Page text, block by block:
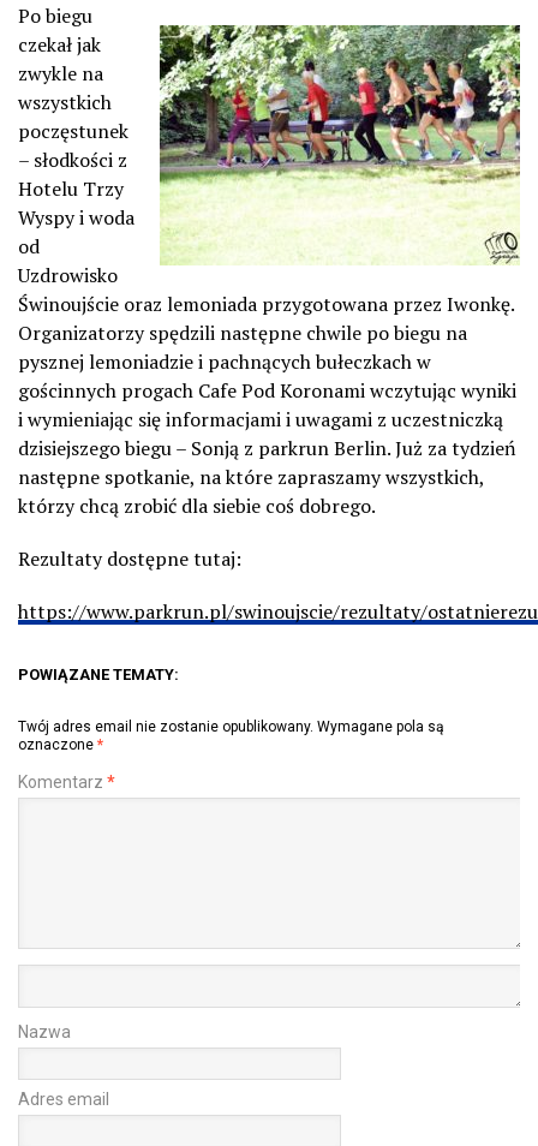
Po biegu
czekał jak
zwykle na
wszystkich
poczęstunek
– słodkości z
Hotelu Trzy
Wyspy i woda
od
Uzdrowisko
Świnoujście oraz lemoniada przygotowana przez Iwonkę.
Organizatorzy spędzili następne chwile po biegu na
pysznej lemoniadzie i pachnących bułeczkach w
gościnnych progach Cafe Pod Koronami wczytując wyniki
i wymieniając się informacjami i uwagami z uczestniczką
dzisiejszego biegu – Sonją z parkrun Berlin. Już za tydzień
następne spotkanie, na które zapraszamy wszystkich,
którzy chcą zrobić dla siebie coś dobrego.
Rezultaty dostępne tutaj:
https://www.parkrun.pl/swinoujscie/rezultaty/
POWIĄZANE TEMATY:
Twój adres email nie zostanie opublikowany. Wymagane pola są
oznaczone *
Komentarz *
Nazwa
Adres email